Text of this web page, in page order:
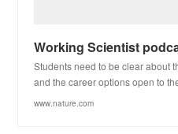
Students need to be clear about
and the career options open to
www.nature.com